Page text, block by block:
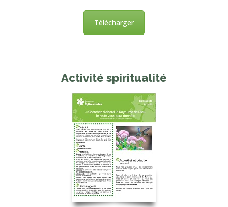
Télécharger
Activité spiritualité